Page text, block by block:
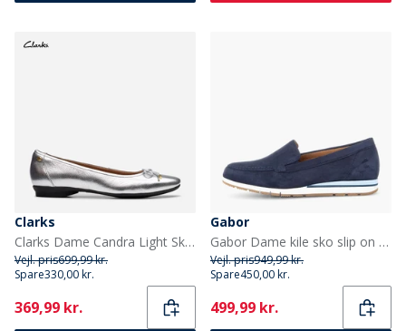
Clarks
Clarks Dame Candra Light Sko Silver Metallic
Vejl. pris699,99 kr.
Spare330,00 kr.
Current
369,99 kr.
Gabor
Gabor Dame kile sko slip on Blå
Vejl. pris949,99 kr.
Spare450,00 kr.
Current
499,99 kr.